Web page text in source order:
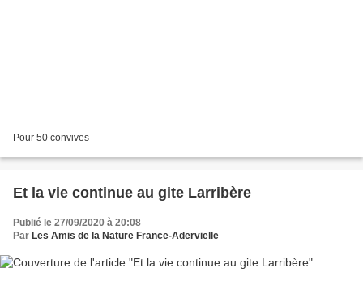
Pour 50 convives
Et la vie continue au gite Larribère
Publié le 27/09/2020 à 20:08
Par Les Amis de la Nature France-Adervielle